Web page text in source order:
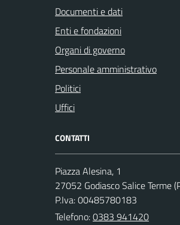
Documenti e dati
Enti e fondazioni
Organi di governo
Personale amministrativo
Politici
Uffici
CONTATTI
Piazza Alesina, 1
27052 Godiasco Salice Terme
P.Iva: 00485780183
Telefono:0383 941420